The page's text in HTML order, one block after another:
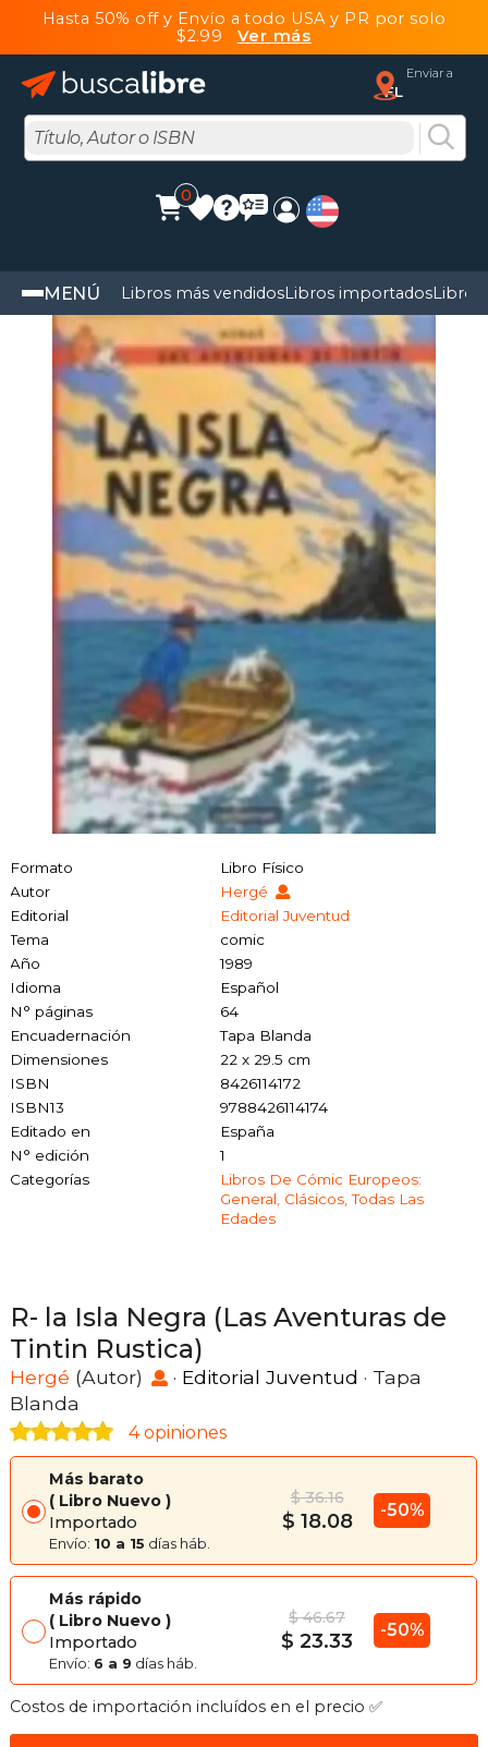
Hasta 50% off y Envío a todo USA y PR por solo
$2.99 Ver más
Enviar a
FL
0
MENÚ Libros más vendidosLibros importadosLibros
Formato
Libro Físico
Autor
Hergé
Editorial
Editorial Juventud
Tema
comic
Año
1989
Idioma
Español
N° páginas
64
Encuadernación
Tapa Blanda
Dimensiones
22 x 29.5 cm
ISBN
8426114172
ISBN13
9788426114174
Editado en
España
N° edición
1
Categorías
Libros De Cómic Europeos:
General, Clásicos, Todas Las
Edades
R- la Isla Negra (Las Aventuras de
Tintin Rustica)
Hergé (Autor) · Editorial Juventud · Tapa
Blanda
4 opiniones
Más barato
Libro Nuevo
Importado
Envío: 10 a 15 días háb.
$ 36.16
$ 18.08 -50%
Más rápido
Libro Nuevo
Importado
Envío: 6 a 9 días háb.
$ 46.67
$ 23.33 -50%
Costos de importación incluídos en el precio ✅